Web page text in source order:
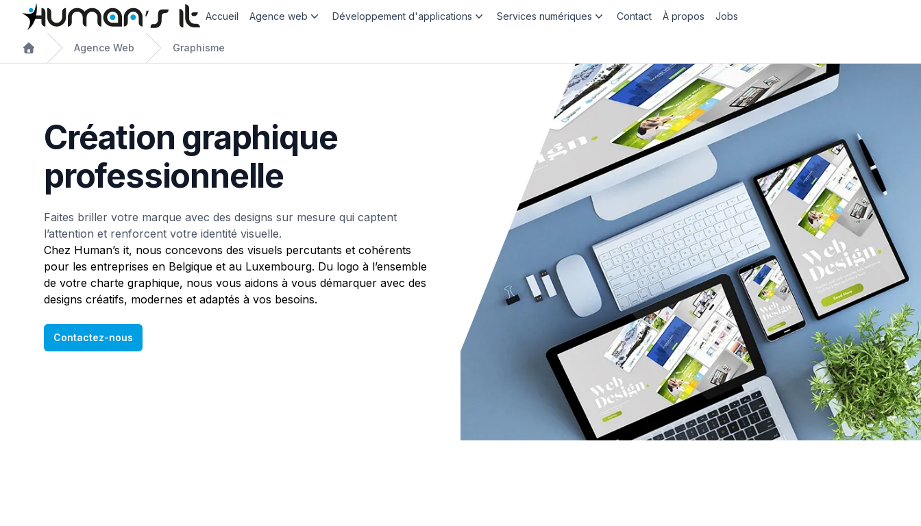
Accueil Agence web Développement d'applications Services numériques Contact À propos Jobs
Agence Web Graphisme
Création graphique
professionnelle
Faites briller votre marque avec des designs sur mesure qui captent
l’attention et renforcent votre identité visuelle.
Chez Human’s it, nous concevons des visuels percutants et cohérents
pour les entreprises en Belgique et au Luxembourg. Du logo à l’ensemble
de votre charte graphique, nous vous aidons à vous démarquer avec des
designs créatifs, modernes et adaptés à vos besoins.
Contactez-nous